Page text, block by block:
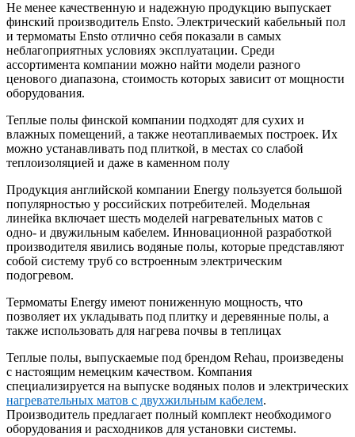
Не менее качественную и надежную продукцию выпускает
финский производитель Ensto. Электрический кабельный пол
и термоматы Ensto отлично себя показали в самых
неблагоприятных условиях эксплуатации. Среди
ассортимента компании можно найти модели разного
ценового диапазона, стоимость которых зависит от мощности
оборудования.
Теплые полы финской компании подходят для сухих и
влажных помещений, а также неотапливаемых построек. Их
можно устанавливать под плиткой, в местах со слабой
теплоизоляцией и даже в каменном полу
Продукция английской компании Energy пользуется большой
популярностью у российских потребителей. Модельная
линейка включает шесть моделей нагревательных матов с
одно- и двужильным кабелем. Инновационной разработкой
производителя явились водяные полы, которые представляют
собой систему труб со встроенным электрическим
подогревом.
Термоматы Energy имеют пониженную мощность, что
позволяет их укладывать под плитку и деревянные полы, а
также использовать для нагрева почвы в теплицах
Теплые полы, выпускаемые под брендом Rehau, произведены
с настоящим немецким качеством. Компания
специализируется на выпуске водяных полов и электрических
нагревательных матов с двухжильным кабелем.
Производитель предлагает полный комплект необходимого
оборудования и расходников для установки системы.